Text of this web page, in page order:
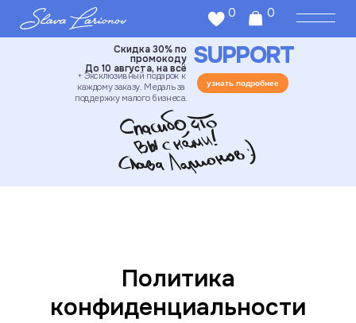
0
+ Эксклюзивный подарок к
каждому заказу. Медаль за
поддержку малого бизнеса.
Скидка 30% по
промокоду
До 10 августа, на всё
узнать подробнее
SUPPORT
Политика
конфиденциальности